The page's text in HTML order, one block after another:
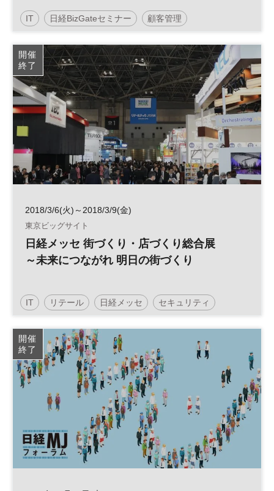
IT 日経BizGateセミナー 顧客管理
開催
終了
2018/3/6(火)～2018/3/9(金)
東京ビッグサイト
日経メッセ 街づくり・店づくり総合展
～未来につながれ 明日の街づくり
IT リテール 日経メッセ セキュリティ
人工知能 建築 照明
小売・流通業
開催
終了